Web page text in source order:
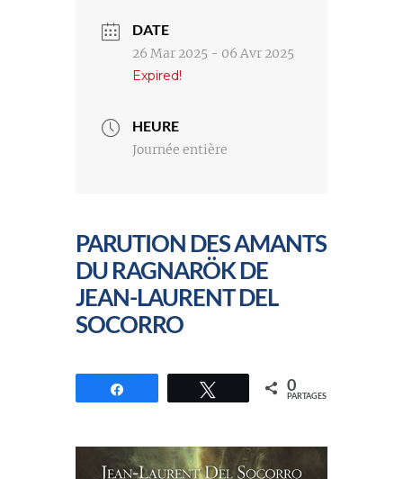
DATE
26 Mar 2025 - 06 Avr 2025
Expired!
HEURE
Journée entière
PARUTION DES AMANTS
DU RAGNARÖK DE
JEAN-LAURENT DEL
SOCORRO
Tweetez 0
PARTAGES